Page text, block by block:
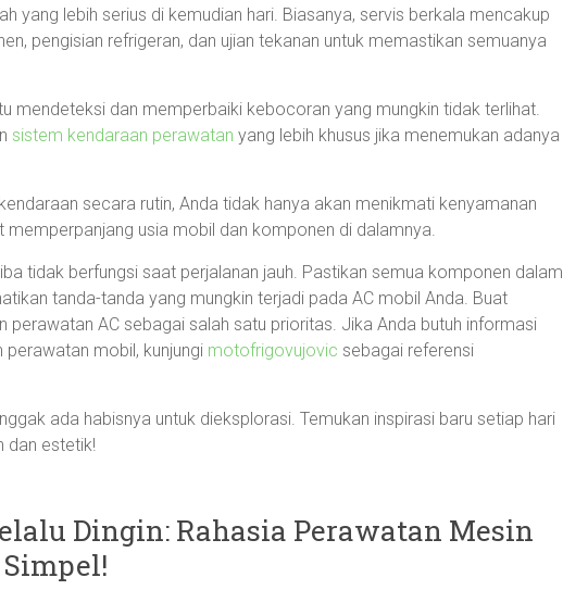
yang lebih serius di kemudian hari. Biasanya, servis berkala mencakup
pengisian refrigeran, dan ujian tekanan untuk memastikan semuanya
mendeteksi dan memperbaiki kebocoran yang mungkin tidak terlihat.
sistem kendaraan perawatan yang lebih khusus jika menemukan adanya
secara rutin, Anda tidak hanya akan menikmati kenyamanan
memperpanjang usia mobil dan komponen di dalamnya.
tidak berfungsi saat perjalanan jauh. Pastikan semua komponen dalam
tanda-tanda yang mungkin terjadi pada AC mobil Anda. Buat
perawatan AC sebagai salah satu prioritas. Jika Anda butuh informasi
perawatan mobil, kunjungi motofrigovujovic sebagai referensi
ada habisnya untuk dieksplorasi. Temukan inspirasi baru setiap hari
dan estetik!
Dingin: Rahasia Perawatan Mesin